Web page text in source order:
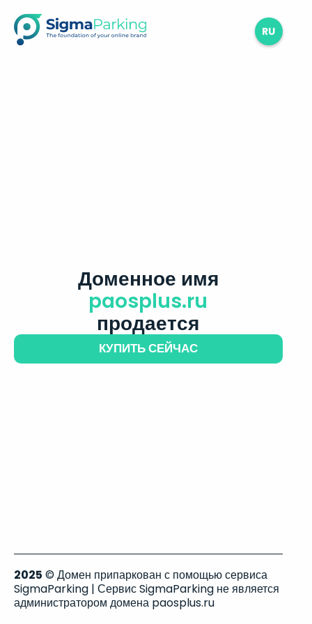
RU
Доменное имя
paosplus.ru
продается
КУПИТЬ СЕЙЧАС
2025 © Домен припаркован с помощью сервиса
SigmaParking | Сервис SigmaParking не является
администратором домена paosplus.ru